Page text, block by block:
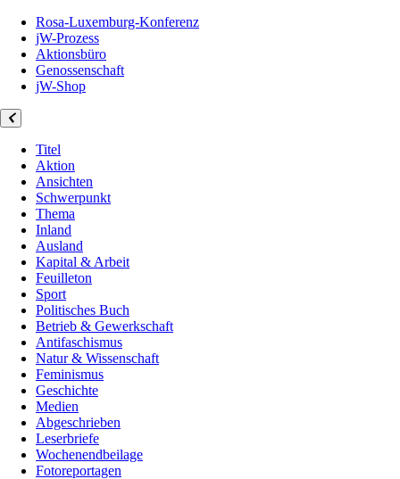
Rosa-Luxemburg-Konferenz
jW-Prozess
Aktionsbüro
Genossenschaft
jW-Shop
Titel
Aktion
Ansichten
Schwerpunkt
Thema
Inland
Ausland
Kapital & Arbeit
Feuilleton
Sport
Politisches Buch
Betrieb & Gewerkschaft
Antifaschismus
Natur & Wissenschaft
Feminismus
Geschichte
Medien
Abgeschrieben
Leserbriefe
Wochenendbeilage
Fotoreportagen